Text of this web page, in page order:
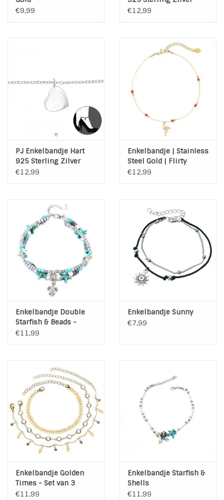
€9,99
€12,99
PJ Enkelbandje Hart
925 Sterling Zilver
€12,99
Enkelbandje | Stainless
Steel Gold | Flirty
Flamingo
€12,99
Enkelbandje Double
Starfish & Beads -
Turtle Charm
€11,99
Enkelbandje Sunny
€7,99
Enkelbandje Golden
Times - Set van 3
€11,99
Enkelbandje Starfish &
Shells
€11,99